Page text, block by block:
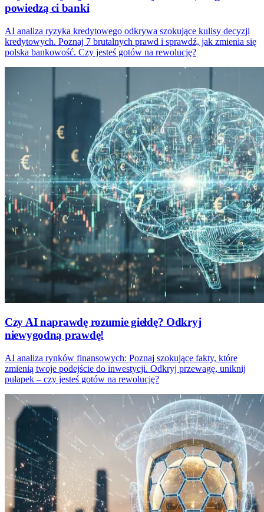
powiedzą ci banki
AI analiza ryzyka kredytowego odkrywa szokujące kulisy decyzji
kredytowych. Poznaj 7 brutalnych prawd i sprawdź, jak zmienia się
polska bankowość. Czy jesteś gotów na rewolucję?
Czy AI naprawdę rozumie giełdę? Odkryj
niewygodną prawdę!
AI analiza rynków finansowych: Poznaj szokujące fakty, które
zmienią twoje podejście do inwestycji. Odkryj przewagę, uniknij
pułapek – czy jesteś gotów na rewolucję?